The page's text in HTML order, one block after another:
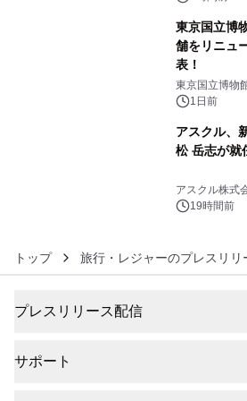
東京国立博
舗をリニュ
表！
東京国立博物
1日前
アスクル、
松 岳志が就
アスクル株式
19時間前
トップ 旅行・レジャーのプレスリリ
プレスリリース配信
サポート